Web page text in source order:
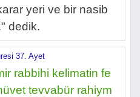
yeri ve bir nasib
dedik.
37. Ayet
rabbihi kelimatin fe
tevvabür rahiym